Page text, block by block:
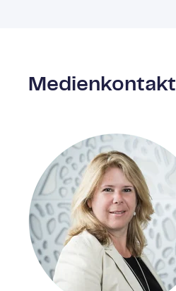
Medien­kontakt